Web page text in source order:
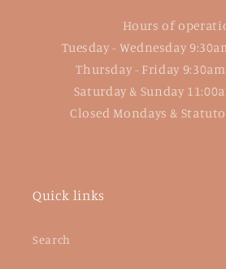
Hours of
Tuesday - Wednesday
Thursday - Friday
Saturday & Sunday
Closed Mondays &
Quick links
Search